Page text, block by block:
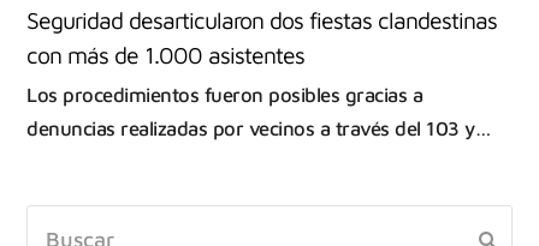
Seguridad desarticularon dos fiestas clandestinas
con más de 1.000 asistentes
Los procedimientos fueron posibles gracias a
denuncias realizadas por vecinos a través del 103 y…